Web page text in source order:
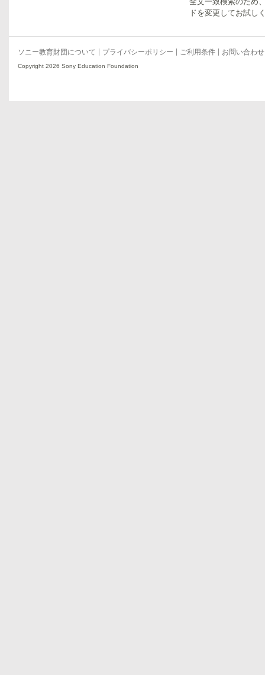
ドを変更してお試し
ソニー教育財団について プライバシーポリシー ご利用条件 お問い合わせ
Copyright 2026 Sony Education Foundation